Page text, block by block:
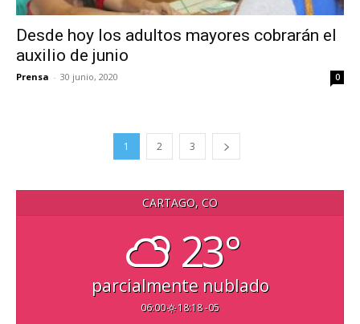
Desde hoy los adultos mayores cobrarán el
auxilio de junio
Prensa - 30 junio, 2020 0
1 2 3
CARTAGO, CO
23°
parcialmente nublado
06:00 18:18 -05